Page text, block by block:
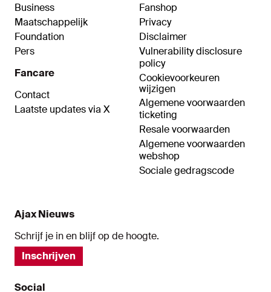
Business
Maatschappelijk
Foundation
Pers
Fancare
Contact
Laatste updates via X
Fanshop
Privacy
Disclaimer
Vulnerability disclosure
policy
Cookievoorkeuren
wijzigen
Algemene voorwaarden
ticketing
Resale voorwaarden
Algemene voorwaarden
webshop
Sociale gedragscode
Ajax Nieuws
Schrijf je in en blijf op de hoogte.
Inschrijven
Social